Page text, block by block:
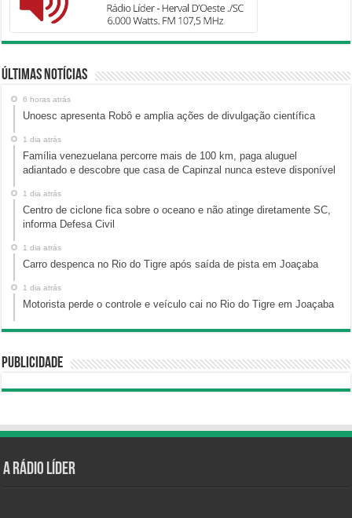
Últimas Notícias
6 horas atrás
Unoesc apresenta Robô e amplia ações de divulgação científica
1 dia atrás
Família venezuelana percorre mais de 100 km, paga aluguel
adiantado e descobre que casa de Capinzal nunca esteve disponível
1 dia atrás
Centro de ciclone fica sobre o oceano e não atinge diretamente SC,
informa Defesa Civil
1 dia atrás
Carro despenca no Rio do Tigre após saída de pista em Joaçaba
1 dia atrás
Motorista perde o controle e veículo cai no Rio do Tigre em Joaçaba
Publicidade
A Rádio Líder